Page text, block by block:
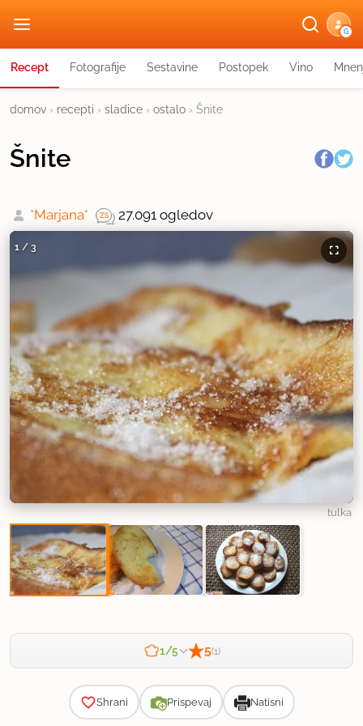
G
Recept Fotografije Sestavine Postopek Vino
domov › recepti › sladice › ostalo › Šnite
Šnite
*Marjana* 27.091 ogledov
1 / 3
tulka
1/5 5(1)
Shrani Prispevaj Natisni